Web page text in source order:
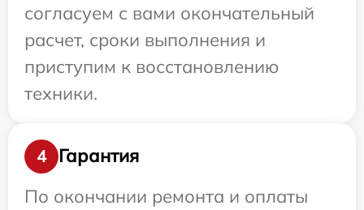
согласуем с вами окончательный
расчет, сроки выполнения и
приступим к восстановлению
техники.
4
Гарантия
По окончании ремонта и оплаты